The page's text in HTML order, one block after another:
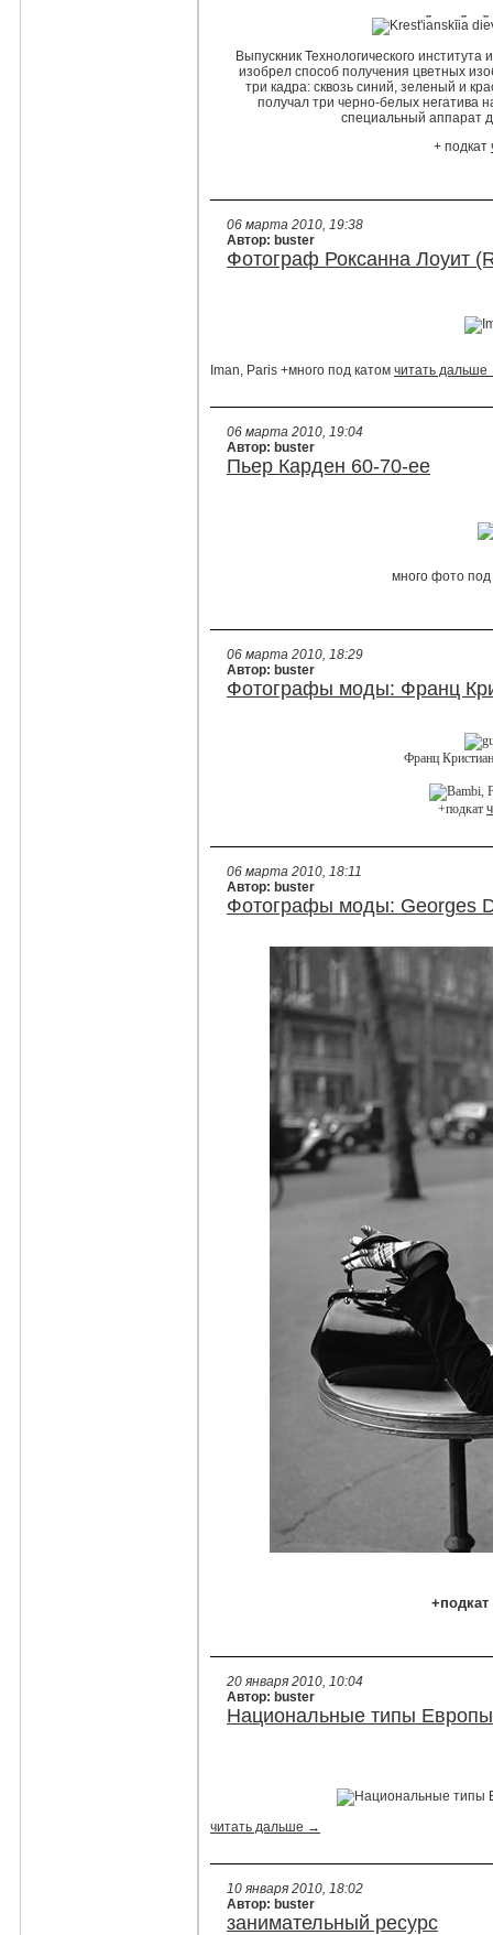
Выпускник Технологического
изобрел способ получения цветных
три кадра: сквозь синий, зеленый и
получал три черно-белых негатива
специальный аппарат
+ подкат
06 марта 2010, 19:38
Автор: buster
Фотограф Роксанна Лоуит
Iman, Paris +много под катом читать
06 марта 2010, 19:04
Автор: buster
Пьер Карден 60-70-ее
много фото
06 марта 2010, 18:29
Автор: buster
Фотографы моды: Франц
Франц
+подкат
06 марта 2010, 18:11
Автор: buster
Фотографы моды: Georges
+подкат
20 января 2010, 10:04
Автор: buster
Национальные типы
читать дальше →
10 января 2010, 18:02
Автор: buster
занимательный ресурс